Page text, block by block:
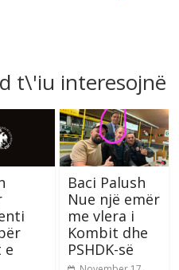
t\'iu interesojnë
e
Baci Palush
Nue një emër
me vlera i
Kombit dhe
PSHDK-së